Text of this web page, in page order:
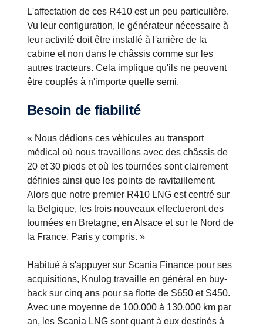
L'affectation de ces R410 est un peu particulière.
Vu leur configuration, le générateur nécessaire à
leur activité doit être installé à l'arrière de la
cabine et non dans le châssis comme sur les
autres tracteurs. Cela implique qu'ils ne peuvent
être couplés à n'importe quelle semi.
Besoin de fiabilité
« Nous dédions ces véhicules au transport
médical où nous travaillons avec des châssis de
20 et 30 pieds et où les tournées sont clairement
définies ainsi que les points de ravitaillement.
Alors que notre premier R410 LNG est centré sur
la Belgique, les trois nouveaux effectueront des
tournées en Bretagne, en Alsace et sur le Nord de
la France, Paris y compris. »
Habitué à s'appuyer sur Scania Finance pour ses
acquisitions, Knulog travaille en général en buy-
back sur cinq ans pour sa flotte de S650 et S450.
Avec une moyenne de 100.000 à 130.000 km par
an, les Scania LNG sont quant à eux destinés à